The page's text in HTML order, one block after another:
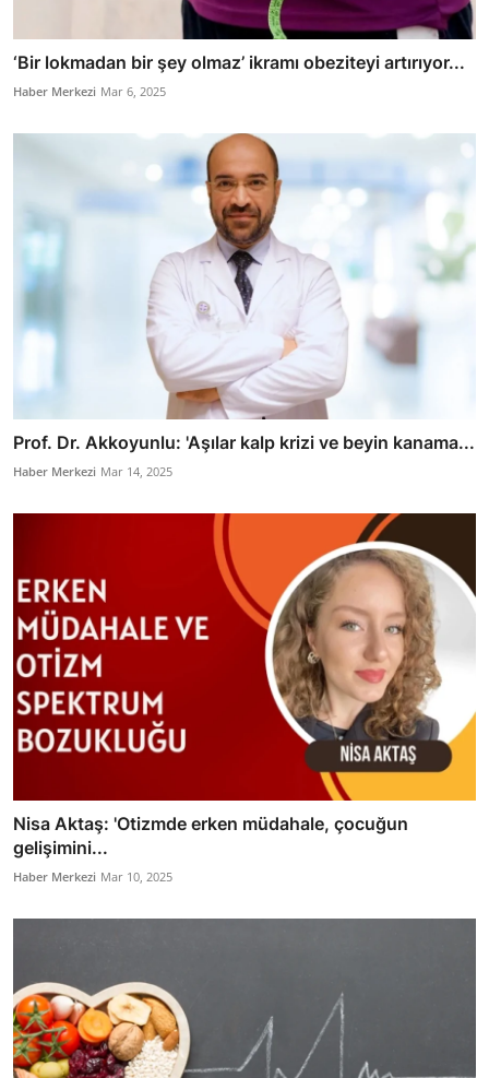
‘Bir lokmadan bir şey olmaz’ ikramı obeziteyi artırıyor...
Haber Merkezi Mar 6, 2025
Prof. Dr. Akkoyunlu: 'Aşılar kalp krizi ve beyin kanama...
Haber Merkezi Mar 14, 2025
Nisa Aktaş: 'Otizmde erken müdahale, çocuğun
gelişimini...
Haber Merkezi Mar 10, 2025